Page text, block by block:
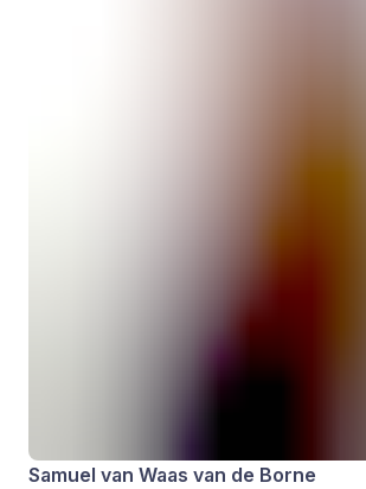
Samuel van Waas van de Borne